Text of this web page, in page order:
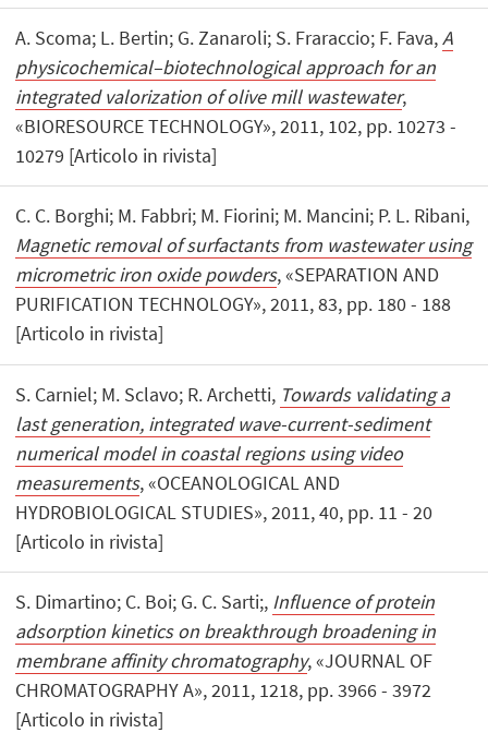
A. Scoma; L. Bertin; G. Zanaroli; S. Fraraccio; F. Fava,A
physicochemical–biotechnological approach for an
integrated valorization of olive mill wastewater,
«BIORESOURCE TECHNOLOGY», 2011, 102, pp. 10273 -
10279 [Articolo in rivista]
C. C. Borghi; M. Fabbri; M. Fiorini; M. Mancini; P. L. Ribani,
Magnetic removal of surfactants from wastewater using
micrometric iron oxide powders, «SEPARATION AND
PURIFICATION TECHNOLOGY», 2011, 83, pp. 180 - 188
[Articolo in rivista]
S. Carniel; M. Sclavo; R. Archetti, Towards validating a
last generation, integrated wave-current-sediment
numerical model in coastal regions using video
measurements, «OCEANOLOGICAL AND
HYDROBIOLOGICAL STUDIES», 2011, 40, pp. 11 - 20
[Articolo in rivista]
S. Dimartino; C. Boi; G. C. Sarti;, Influence of protein
adsorption kinetics on breakthrough broadening in
membrane affinity chromatography, «JOURNAL OF
CHROMATOGRAPHY A», 2011, 1218, pp. 3966 - 3972
[Articolo in rivista]